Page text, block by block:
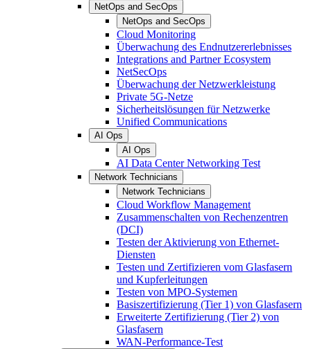
NetOps and SecOps
NetOps and SecOps
Cloud Monitoring
Überwachung des Endnutzererlebnisses
Integrations and Partner Ecosystem
NetSecOps
Überwachung der Netzwerkleistung
Private 5G-Netze
Sicherheitslösungen für Netzwerke
Unified Communications
AI Ops
AI Ops
AI Data Center Networking Test
Network Technicians
Network Technicians
Cloud Workflow Management
Zusammenschalten von Rechenzentren
(DCI)
Testen der Aktivierung von Ethernet-
Diensten
Testen und Zertifizieren vom Glasfasern
und Kupferleitungen
Testen von MPO-Systemen
Basiszertifizierung (Tier 1) von Glasfasern
Erweiterte Zertifizierung (Tier 2) von
Glasfasern
WAN-Performance-Test